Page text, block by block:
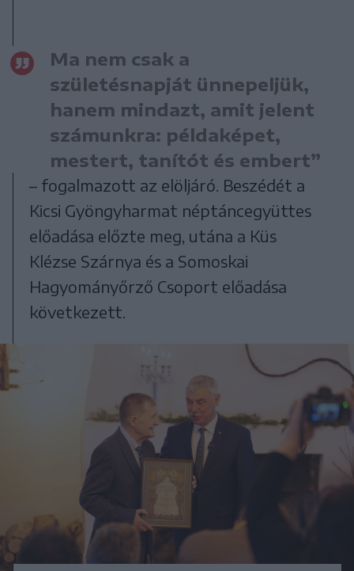
Ma nem csak a
születésnapját ünnepeljük,
hanem mindazt, amit jelent
számunkra: példaképet,
mestert, tanítót és embert”
– fogalmazott az elöljáró. Beszédét a
Kicsi Gyöngyharmat néptáncegyüttes
előadása előzte meg, utána a Küs
Klézse Szárnya és a Somoskai
Hagyományőrző Csoport előadása
következett.